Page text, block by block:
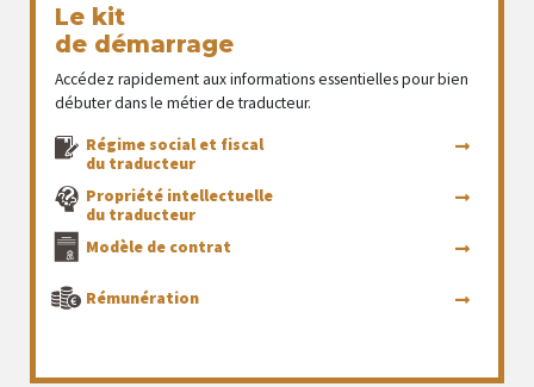
Le kit
de démarrage
Accédez rapidement aux informations essentielles pour bien
débuter dans le métier de traducteur.
Régime social et fiscal
du traducteur
Propriété intellectuelle
du traducteur
Modèle de contrat
Rémunération